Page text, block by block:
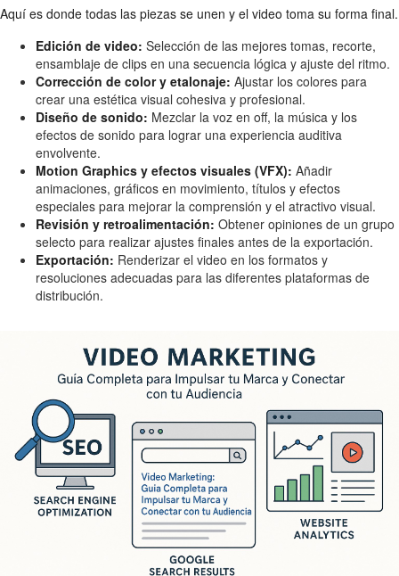
Aquí es donde todas las piezas se unen y el video toma su forma final.
Edición de video: Selección de las mejores tomas, recorte,
ensamblaje de clips en una secuencia lógica y ajuste del ritmo.
Corrección de color y etalonaje: Ajustar los colores para
crear una estética visual cohesiva y profesional.
Diseño de sonido: Mezclar la voz en off, la música y los
efectos de sonido para lograr una experiencia auditiva
envolvente.
Motion Graphics y efectos visuales (VFX): Añadir
animaciones, gráficos en movimiento, títulos y efectos
especiales para mejorar la comprensión y el atractivo visual.
Revisión y retroalimentación: Obtener opiniones de un grupo
selecto para realizar ajustes finales antes de la exportación.
Exportación: Renderizar el video en los formatos y
resoluciones adecuadas para las diferentes plataformas de
distribución.